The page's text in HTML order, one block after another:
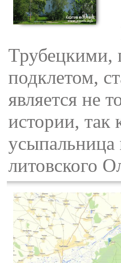
Трубецкими,
подклетом,
является не
истории, так
усыпальница
литовского